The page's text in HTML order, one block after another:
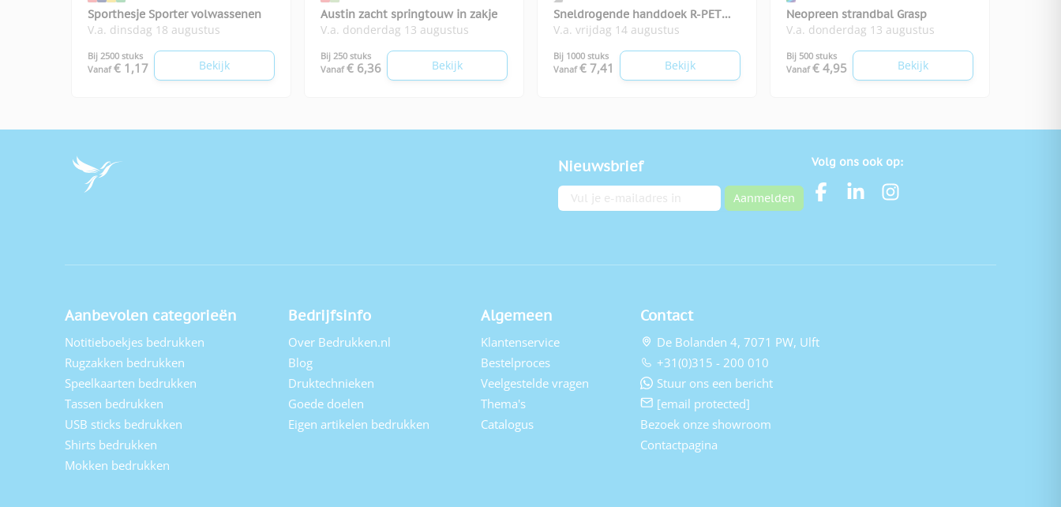
Sporthesje Sporter volwassenen
V.a. dinsdag 18 augustus
Bij 2500 stuks
Vanaf € 1,17 Bekijk
Austin zacht springtouw in zakje
V.a. donderdag 13 augustus
Bij 250 stuks
Vanaf € 6,36 Bekijk
Sneldrogende handdoek R-PET
70x140
V.a. vrijdag 14 augustus
Bij 1000 stuks
Vanaf € 7,41 Bekijk
Neopreen strandbal Grasp
V.a. donderdag 13 augustus
Bij 500 stuks
Vanaf € 4,95 Bekijk
Nieuwsbrief
E-mailadres Aanmelden
Volg ons ook op:
Aanbevolen categorieën
Notitieboekjes bedrukken
Rugzakken bedrukken
Speelkaarten bedrukken
Tassen bedrukken
USB sticks bedrukken
Shirts bedrukken
Mokken bedrukken
Bedrijfsinfo
Over Bedrukken.nl
Blog
Druktechnieken
Goede doelen
Eigen artikelen bedrukken
Algemeen
Klantenservice
Bestelproces
Veelgestelde vragen
Thema's
Catalogus
Contact
De Bolanden 4, 7071 PW, Ulft
+31(0)315 - 200 010
Stuur ons een bericht
[email protected]
Bezoek onze showroom
Contactpagina